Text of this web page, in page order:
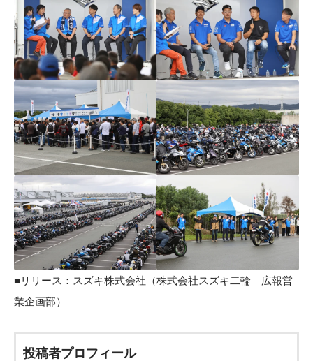
■リリース： スズキ株式会社 （株式会社スズキ二輪 広報営
業企画部）
投稿者プロフィール